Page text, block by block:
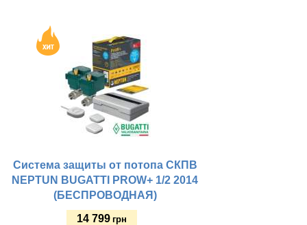
Система защиты от потопа СКПВ
NEPTUN BUGATTI PROW+ 1/2 2014
(БЕСПРОВОДНАЯ)
14 799 грн